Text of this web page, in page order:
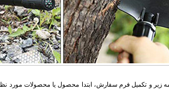
زیر و تکمیل فرم سفارش، ابتدا محصول یا محصولات مورد